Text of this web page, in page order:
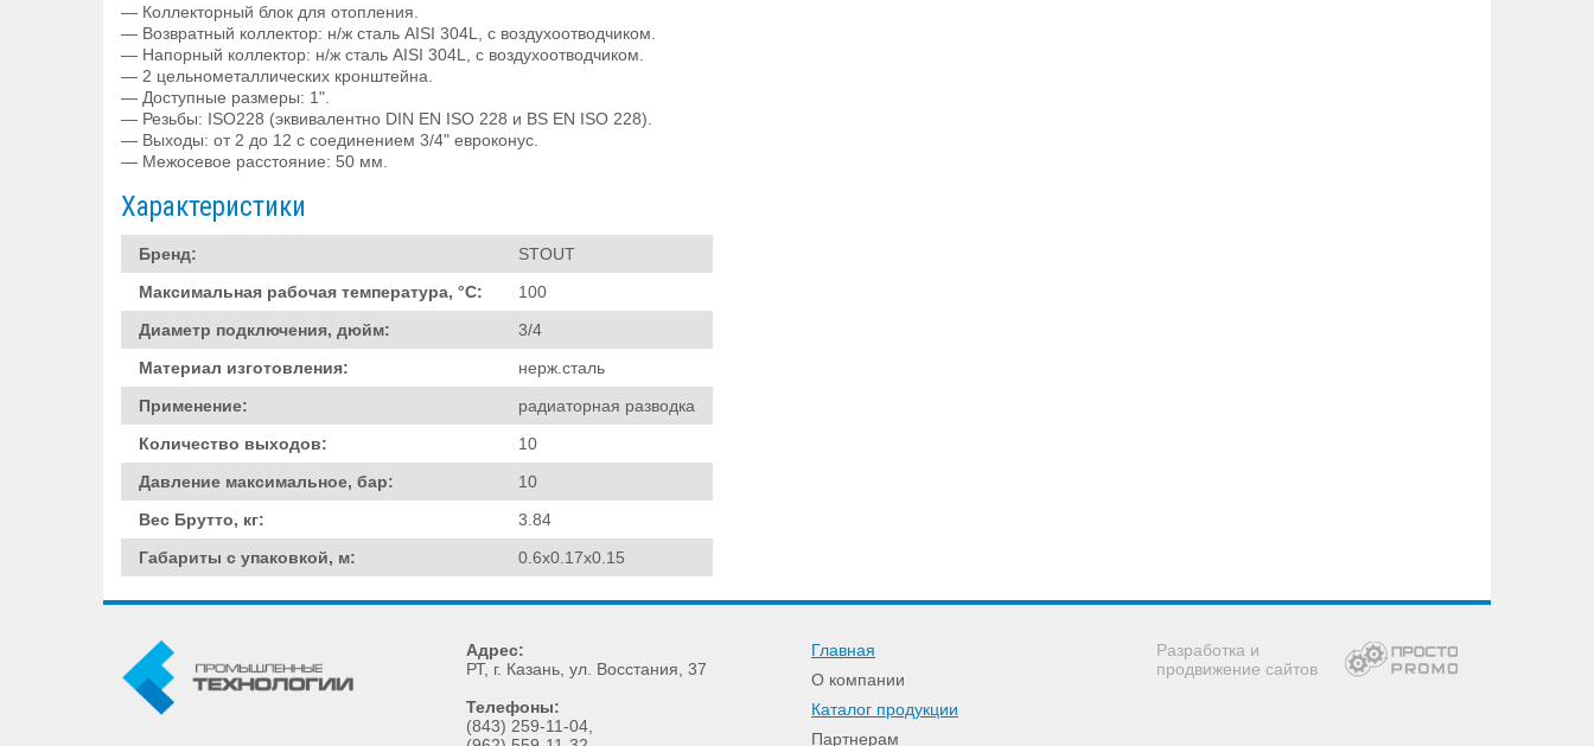
— Коллекторный блок для отопления.
— Возвратный коллектор: н/ж сталь AISI 304L, с воздухоотводчиком.
— Напорный коллектор: н/ж сталь AISI 304L, с воздухоотводчиком.
— 2 цельнометаллических кронштейна.
— Доступные размеры: 1".
— Резьбы: ISO228 (эквивалентно DIN EN ISO 228 и BS EN ISO 228).
— Выходы: от 2 до 12 с соединением 3/4" евроконус.
— Межосевое расстояние: 50 мм.
Характеристики
Бренд:
STOUT
Максимальная рабочая температура, °C:
100
Диаметр подключения, дюйм:
3/4
Материал изготовления:
нерж.сталь
Применение:
радиаторная разводка
Количество выходов:
10
Давление максимальное, бар:
10
Вес Брутто, кг:
3.84
Габариты с упаковкой, м:
0.6x0.17x0.15
Адрес:
РТ, г. Казань ул. Восстания, 37
Телефоны:
(843) 259-11-04
Главная
О компании
Каталог продукции
Партнерам
Разработка и
продвижение сайтов